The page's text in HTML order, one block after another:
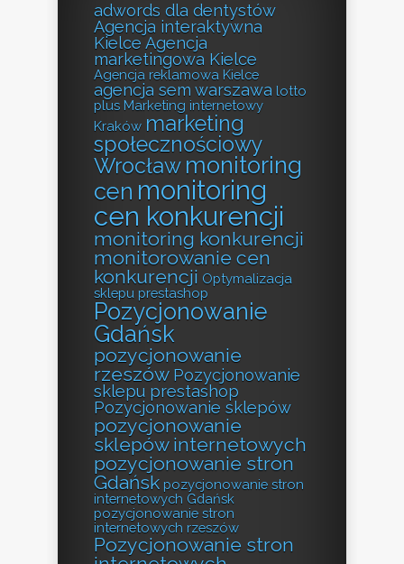
adwords dla dentystów
Agencja interaktywna
Kielce Agencja
marketingowa Kielce
Agencja reklamowa Kielce
agencja sem warszawa lotto
plus Marketing internetowy
Kraków marketing
społecznościowy
Wrocław monitoring
cen monitoring
cen konkurencji
monitoring konkurencji
monitorowanie cen
konkurencji Optymalizacja
sklepu prestashop
Pozycjonowanie
Gdańsk
pozycjonowanie
rzeszów Pozycjonowanie
sklepu prestashop
Pozycjonowanie sklepów
pozycjonowanie
sklepów internetowych
pozycjonowanie stron
Gdańsk pozycjonowanie stron
internetowych Gdańsk
pozycjonowanie stron
internetowych rzeszów
Pozycjonowanie stron